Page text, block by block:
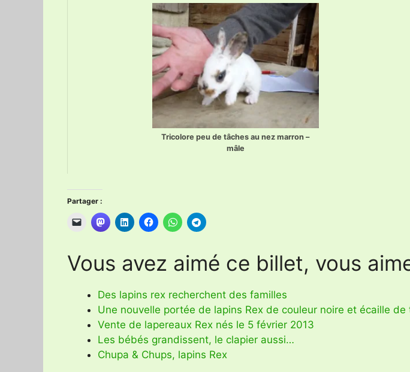
Tricolore peu de tâches au nez marron –
mâle
Partager :
Vous avez aimé ce billet, vous
Des lapins rex recherchent des familles
Une nouvelle portée de lapins Rex de couleur noire et écaille de
Vente de lapereaux Rex nés le 5 février 2013
Les bébés grandissent, le clapier aussi…
Chupa & Chups, lapins Rex